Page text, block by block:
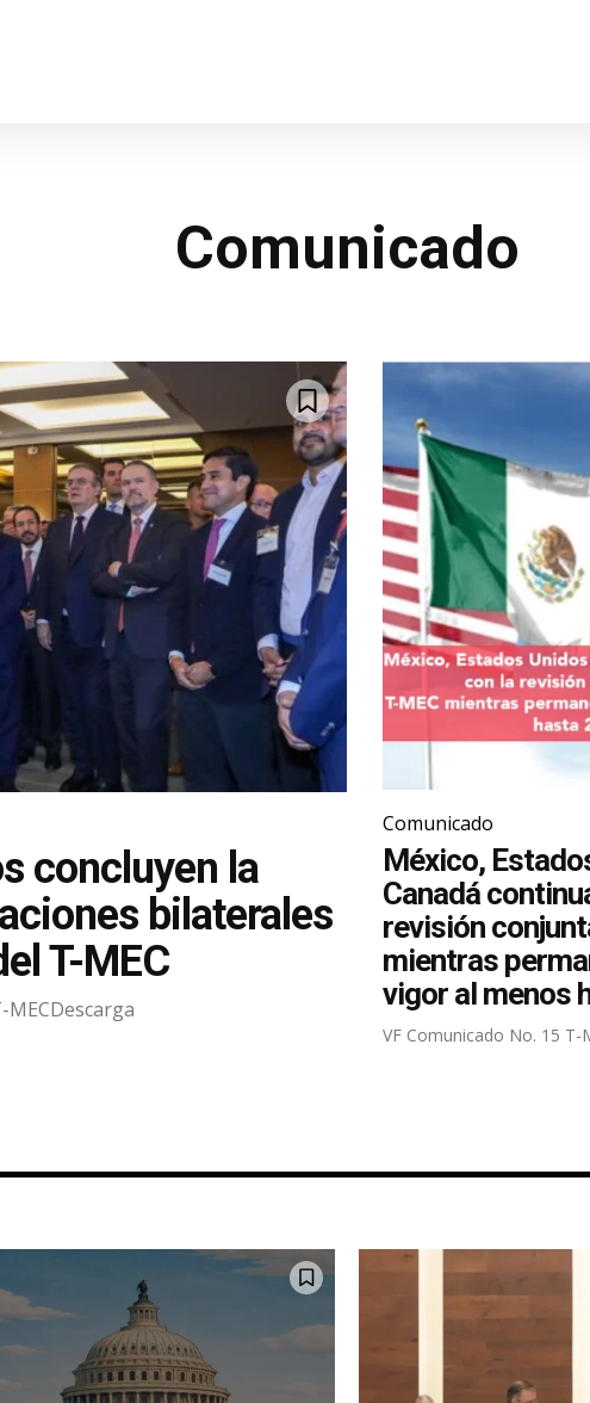
Comunicado
concluyen la
bilaterales
T-MEC
Comunicado
México,
Canadá
revisión
mientras
vigor al menos
VF Comunicado No. 15 T-